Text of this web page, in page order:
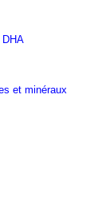
et minéraux